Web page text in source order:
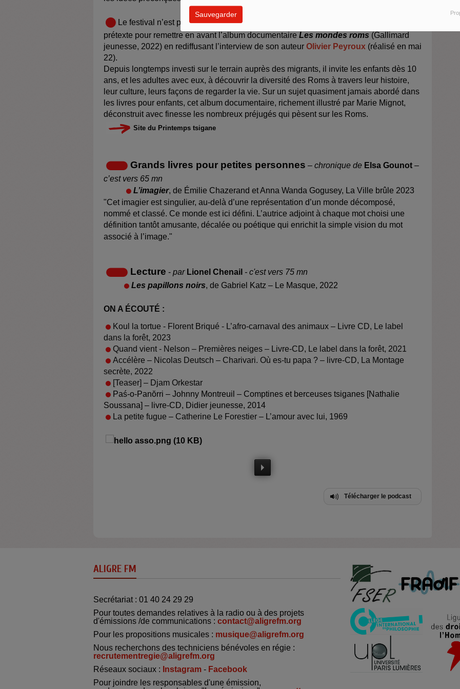
Sauvegarder
Le festival n’est pas vraiment conçu pour les enfants, mais nous prenons ce (bon)
prétexte pour remettre en avant l’album documentaire Les mondes roms (Gallimard
jeunesse, 2022) en rediffusant l’interview de son auteur Olivier Peyroux (réalisé en mai
22).
Depuis longtemps investi sur le terrain auprès des migrants, il invite les enfants dès 10
ans, et les adultes avec eux, à découvrir la diversité des Roms à travers leur histoire,
leur culture, leurs façons de regarder la vie. Sur un sujet quasiment jamais abordé dans
les livres pour enfants, cet album documentaire, richement illustré par Marie Mignot,
déconstruit avec finesse les nombreux préjugés qui pèsent sur les Roms.
Site du Printemps tsigane
Grands livres pour petites personnes – chronique de Elsa Gounot –
c’est vers 65 mn
L’imagier, de Émilie Chazerand etAnna Wanda Gogusey, La Ville brûle 2023
"Cet imagier est singulier, au-delà d’une représentation d’un monde décomposé,
nommé et classé. Ce monde est ici défini. L’autrice adjoint à chaque mot choisi une
définition tantôt amusante, décalée ou poétique qui enrichit la simple vision du mot
associé à l’image."
Lecture - par Lionel Chenail - c'est vers 75 mn
Les papillons noirs, de Gabriel Katz – Le Masque, 2022
ON A ÉCOUTÉ :
Koul la tortue - Florent Briqué - L’afro-carnaval des animaux – Livre CD, Le label
dans la forêt, 2023
Quand vient - Nelson – Premières neiges – Livre-CD, Le label dans la forêt, 2021
Accélère – Nicolas Deutsch – Charivari. Où es-tu papa ? – livre-CD, La Montage
secrète, 2022
[Teaser] – Djam Orkestar
Paś-o-Panŏrri – Johnny Montreuil – Comptines et berceuses tsiganes [Nathalie
Soussana] – livre-CD, Didier jeunesse, 2014
La petite fugue – Catherine Le Forestier – L’amour avec lui, 1969
Télécharger le podcast
ALIGRE FM
Secrétariat : 01 40 24 29 29
Pour toutes demandes relatives à la radio ou à des projets
d'émissions /de communications : contact@aligrefm.org
Pour les propositions musicales : musique@aligrefm.org
Nous recherchons des techniciens bénévoles en régie :
recrutementregie@aligrefm.org
Réseaux sociaux : Instagram - Facebook
Pour joindre les responsables d'une émission,